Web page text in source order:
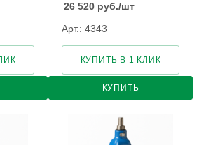
26 520 руб./шт
Арт.: 4343
КУПИТЬ
КУПИТЬ В 1 КЛИК